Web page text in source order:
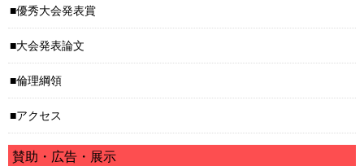
優秀大会発表賞
大会発表論文
倫理綱領
アクセス
賛助・広告・展示